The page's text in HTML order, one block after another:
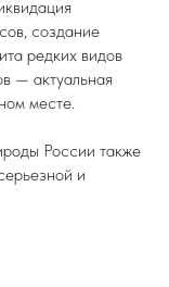
создание
редких видов
— актуальная
месте.
России также
и